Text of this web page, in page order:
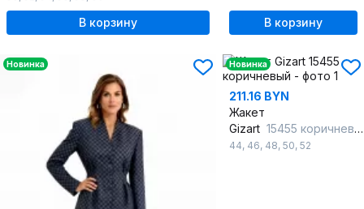
В корзину В корзину
Новинка Новинка
211.16 BYN
Жакет
Gizart 15455 коричневый
44, 46, 48, 50, 52